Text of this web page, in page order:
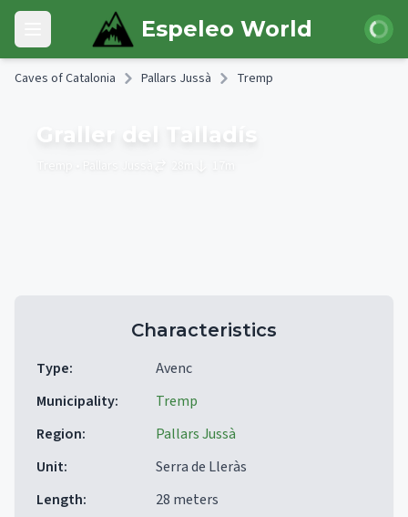
Skip to main content
Open main menu Espeleo World Login
Caves of Catalonia Pallars Jussà Tremp
Graller del Talladís
Characteristics
Type:
Avenc
Municipality:
Tremp
Region:
Pallars Jussà
Unit:
Serra de Lleràs
Length:
28 meters